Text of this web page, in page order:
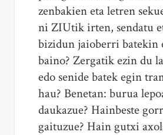
zenbakien eta letren
ni ZIUtik irten, sendatu
bizidun jaioberri batekin
baino? Zergatik ezin du
edo senide batek egin
hau? Benetan: burua
daukazue? Hainbeste
gaituzue? Hain gutxi